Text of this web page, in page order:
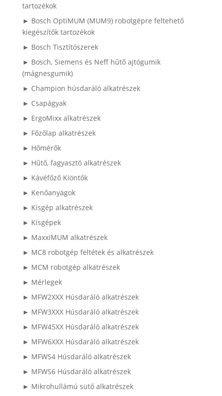
tartozékok
► Bosch OptiMUM (MUM9) robotgépre feltehető
kiegészítők tartozékok
► Bosch Tisztítószerek
► Bosch, Siemens és Neff hűtő ajtógumik
(mágnesgumik)
► Champion húsdaráló alkatrészek
► Csapágyak
► ErgoMixx alkatrészek
► Főzőlap alkatrészek
► Hőmérők
► Hűtő, fagyasztó alkatrészek
► Kávéfőző Kiöntők
► Kenőanyagok
► Kisgép alkatrészek
► Kisgépek
► MaxxiMUM alkatrészek
► MC8 robotgép feltétek és alkatrészek
► MCM robotgép alkatrészek
► Mérlegek
► MFW2XXX Húsdaráló alkatrészek
► MFW3XXX Húsdaráló alkatrészek
► MFW45XX Húsdaráló alkatrészek
► MFW6XXX Húsdaráló alkatrészek
► MFWS4 Húsdaráló alkatrészek
► MFWS6 Húsdaráló alkatrészek
► Mikrohullámú sütő alkatrészek